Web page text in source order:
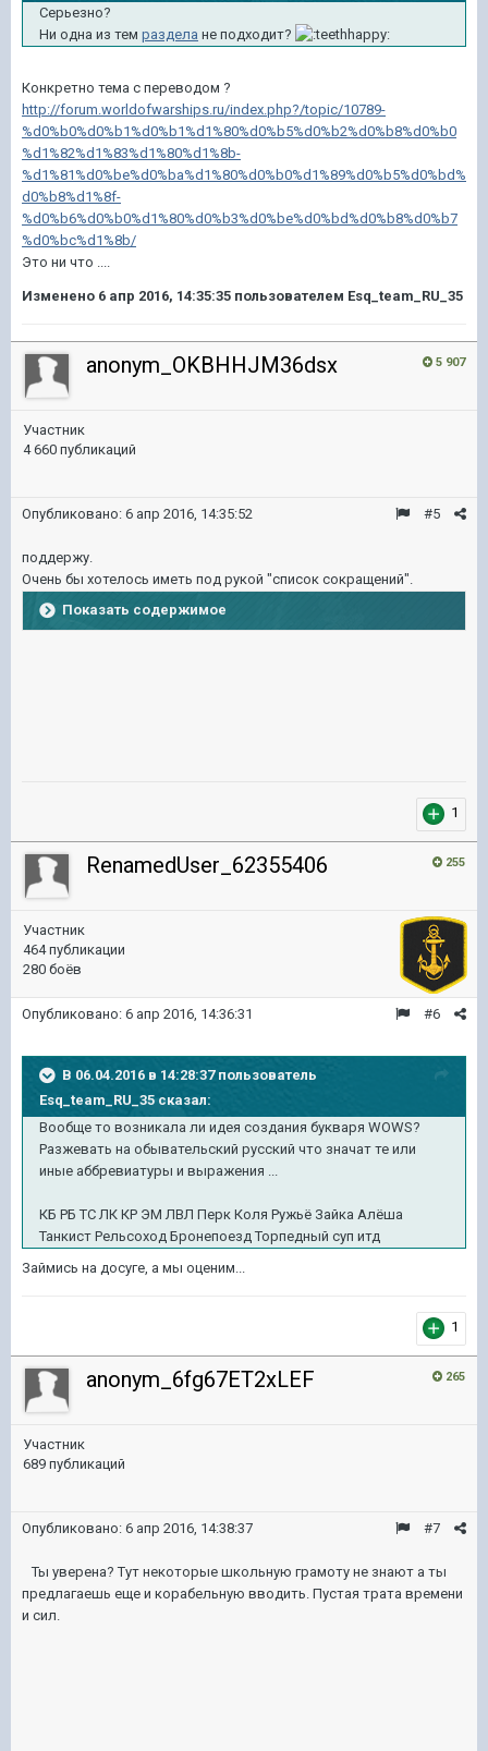
Серьезно?
Ни одна из тем раздела не подходит?
Конкретно тема с переводом ?
http://forum.worldofwarships.ru/index.php?/topic/10789-
%d0%b0%d0%b1%d0%b1%d1%80%d0%b5%d0%b2%d0%b8%d0%b0
%d1%82%d1%83%d1%80%d1%8b-
%d1%81%d0%be%d0%ba%d1%80%d0%b0%d1%89%d0%b5%d0%bd%
d0%b8%d1%8f-
%d0%b6%d0%b0%d1%80%d0%b3%d0%be%d0%bd%d0%b8%d0%b7
%d0%bc%d1%8b/
Это ни что ....
Изменено 6 апр 2016, 14:35:35 пользователем Esq_team_RU_35
5 907
anonym_OKBHHJM36dsx
Участник
4 660 публикаций
#5
Опубликовано: 6 апр 2016, 14:35:52
поддержу.
Очень бы хотелось иметь под рукой "список сокращений".
Показать содержимое
1
255
RenamedUser_62355406
Участник
464 публикации
280 боёв
#6
Опубликовано: 6 апр 2016, 14:36:31
В 06.04.2016 в 14:28:37 пользователь
Esq_team_RU_35 сказал:
Вообще то возникала ли идея создания букваря WOWS?
Разжевать на обывательский русский что значат те или
иные аббревиатуры и выражения ...
КБ РБ ТС ЛК КР ЭМ ЛВЛ Перк Коля Ружьё Зайка Алёша
Танкист Рельсоход Бронепоезд Торпедный суп итд
Займись на досуге, а мы оценим...
1
265
anonym_6fg67ET2xLEF
Участник
689 публикаций
#7
Опубликовано: 6 апр 2016, 14:38:37
Ты уверена? Тут некоторые школьную грамоту не знают а ты
предлагаешь еще и корабельную вводить. Пустая трата времени
и сил.